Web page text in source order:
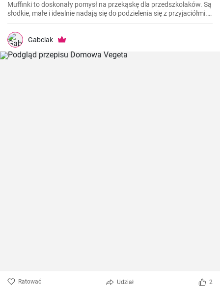
Muffinki to doskonały pomysł na przekąskę dla przedszkolaków. Są
słodkie, małe i idealnie nadają się do podzielenia się z przyjaciółmi.
Ta prosta i smaczna receptura na muffinki do przedszkola z
pewnością przypadnie do gustu dzieciom i dorosłym.
Gabciak
Ratować Udział 2